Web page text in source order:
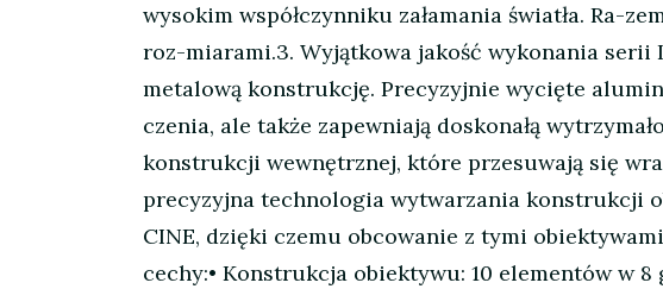
wysokim współczynniku załamania światła. Ra-
roz-miarami.3. Wyjątkowa jakość wykonania
metalową konstrukcję. Precyzyjnie wycięte
czenia, ale także zapewniają doskonałą
konstrukcji wewnętrznej, które przesuwają się
precyzyjna technologia wytwarzania konstrukcji
CINE, dzięki czemu obcowanie z tymi
cechy:• Konstrukcja obiektywu: 10 elementów w